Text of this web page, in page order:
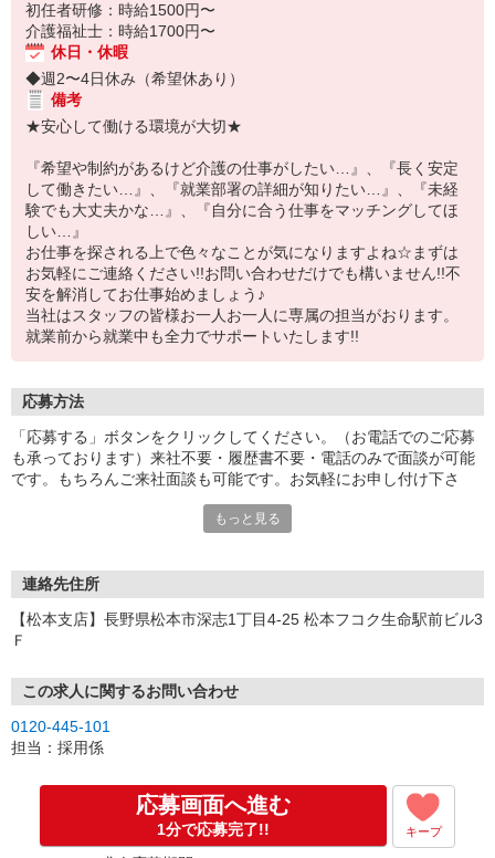
初任者研修：時給1500円〜
介護福祉士：時給1700円〜
休日・休暇
◆週2〜4日休み（希望休あり）
備考
★安心して働ける環境が大切★
『希望や制約があるけど介護の仕事がしたい…』、『長く安定
して働きたい…』、『就業部署の詳細が知りたい…』、『未経
験でも大丈夫かな…』、『自分に合う仕事をマッチングしてほ
しい…』
お仕事を探される上で色々なことが気になりますよね☆まずは
お気軽にご連絡ください!!お問い合わせだけでも構いません!!不
安を解消してお仕事始めましょう♪
当社はスタッフの皆様お一人お一人に専属の担当がおります。
就業前から就業中も全力でサポートいたします!!
応募方法
「応募する」ボタンをクリックしてください。（お電話でのご応募
も承っております）来社不要・履歴書不要・電話のみで面談が可能
です。もちろんご来社面談も可能です。お気軽にお申し付け下さ
もっと見る
連絡先住所
【松本支店】長野県松本市深志1丁目4-25 松本フコク生命駅前ビル3
Ｆ
この求人に関するお問い合わせ
0120-445-101
担当：採用係
応募画面へ進む
1分で応募完了!! キープ